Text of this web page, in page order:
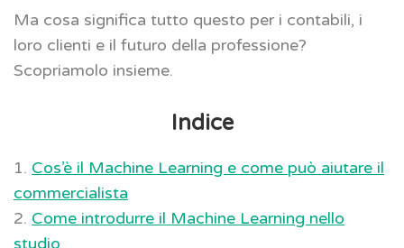
Ma cosa significa tutto questo per i contabili, i
loro clienti e il futuro della professione?
Scopriamolo insieme.
Indice
1. Cos’è il Machine Learning e come può aiutare il
commercialista
2. Come introdurre il Machine Learning nello
studio